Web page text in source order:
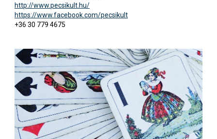
http://www.pecsikult.hu/
https://www.facebook.com/pecsikult
+36 30 779 4675